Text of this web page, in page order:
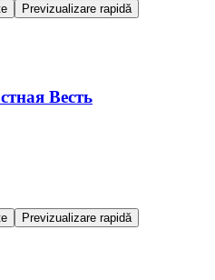
Previzualizare rapidă
Весть
Previzualizare rapidă